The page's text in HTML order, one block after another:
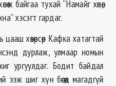
байгаа тухай “Намайг хөнөө,
хэсэгт гардаг.
хөвөрсөөр Кафка хатагтай
дурлаж, улмаар номын
ургуулдаг. Бодит байдал
ээж шиг хүн бөгөөд магадгүй